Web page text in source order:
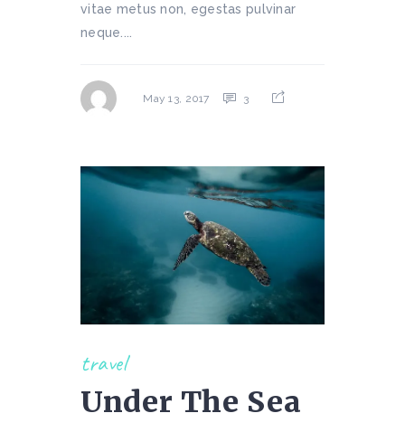
vitae metus non, egestas pulvinar
neque....
May 13, 2017 3
travel
Under The Sea